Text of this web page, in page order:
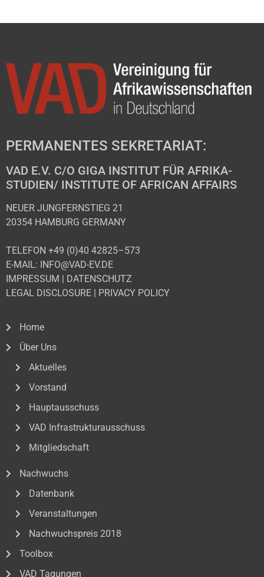
PERMANENTES SEKRETARIAT:
VAD E.V. C/O GIGA INSTITUT FÜR AFRIKA-
STUDIEN/ INSTITUTE OF AFRICAN AFFAIRS
NEUER JUNGFERNSTIEG 21
20354 HAMBURG GERMANY
TELEFON +49 (0)40 42825–573
E-MAIL: INFO@VAD-EV.DE
IMPRESSUM | DATENSCHUTZ
LEGAL DISCLOSURE | PRIVACY POLICY
Home
Über Uns
Aktuelles
Vorstand
Hauptausschuss
VAD Infrastrukturausschuss
Mitgliedschaft
Nachwuchs
Datenbank
Veranstaltungen
Nachwuchspreis 2018
Toolbox
VAD Tagungen